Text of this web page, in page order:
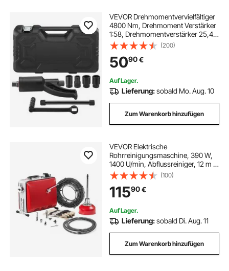
VEVOR Drehmomentvervielfältiger
4800 Nm, Drehmoment Verstärker
1:58, Drehmomentverstärker 25,4 x
25,4 mm, Drehmomentverstärker
Radschlüssel Set 21# quadratisch,
33 mm, 38 mm und 41 mm
Kraftschrauber
(200)
5090€
Auf Lager.
Lieferung:sobald Mo. Aug. 10
Zum Warenkorb hinzufügen
VEVOR Elektrische
Rohrreinigungsmaschine, 390 W,
1400 U/min, Abflussreiniger, 12 m x
16 mm & 8 m x 9,5 mm Federkabel,
4,5 m x 16 mm flexible Feder, 6
Schneider, für Rohre mit 50–110 mm
Durchmesser
(100)
11590€
Auf Lager.
Lieferung:sobald Di. Aug. 11
Zum Warenkorb hinzufügen